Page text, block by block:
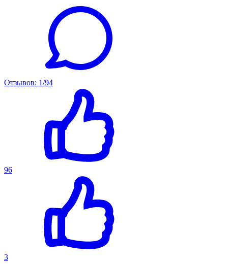
Отзывов: 1/94
96
3